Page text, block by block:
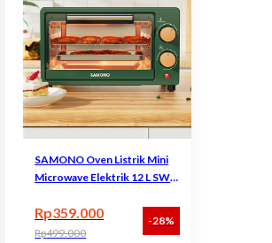
SAMONO Oven Listrik Mini
Microwave Elektrik 12 L SW-
Rp499.000
Rp359.000 -28%